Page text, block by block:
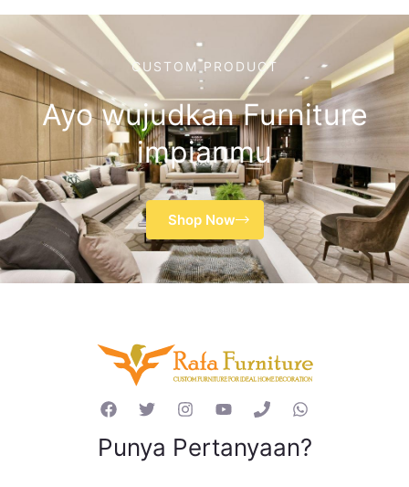
CUSTOM PRODUCT
Ayo wujudkan Furniture
impianmu
Shop Now
Punya Pertanyaan?